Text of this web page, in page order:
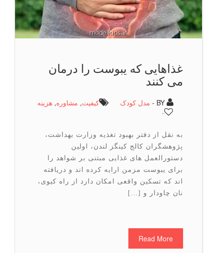
غذاهایی که یبوست را درمان
می کنند
مدل کودک كیفیت,مشاوره,هزینه
به نقل از دفتر بهبود تغذیه وزارت بهداشت،
پژوهشگران کالج کینگز لندن، اولین
دستورالعمل های غذایی مبتنی بر شواهد را
برای یبوست مزمن ارایه کرده اند و دریافته
اند که تسکین واقعی امکان دارد از راه کیوی،
نان چاودار و […]
Read More